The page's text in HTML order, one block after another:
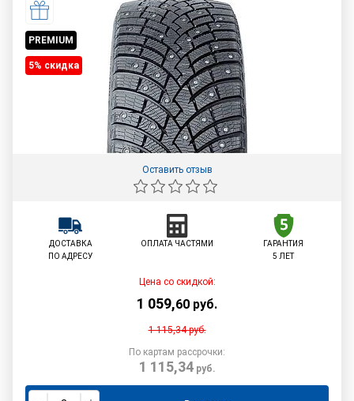
PREMIUM
5% cкидка
Оставить отзыв
ДОСТАВКА
ПО АДРЕСУ
ОПЛАТА ЧАСТЯМИ
ГАРАНТИЯ
5 ЛЕТ
Цена со скидкой:
1 059,60 руб.
1 115,34руб.
По картам рассрочки:
1 115,34руб.